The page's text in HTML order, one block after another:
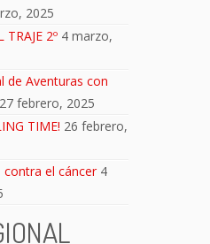
2025
TRAJE 2º 4 marzo,
de Aventuras con
27 febrero, 2025
TIME! 26 febrero,
contra el cáncer 4